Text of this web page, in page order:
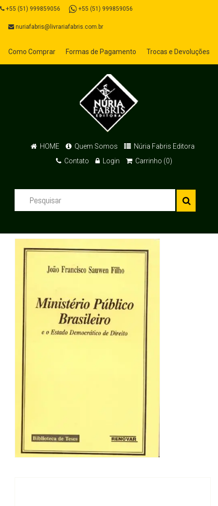
+55 (51) 999859056 +55 (51) 999859056
nuriafabris@livrariafabris.com.br
Como Comprar Formas de Pagamento Trocas e Devoluções
HOME Quem Somos
Núria Fabris Editora
Contato
Login Carrinho (0)